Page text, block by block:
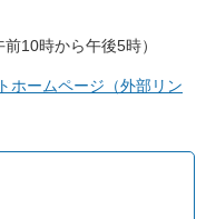
10時から午後5時）
ホームページ（外部リン